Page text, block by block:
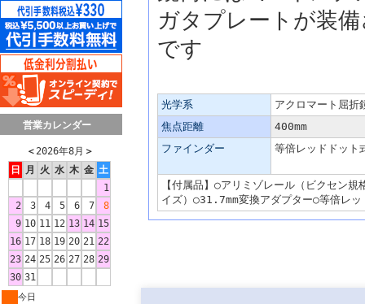
営業カレンダー
＜ 2026年8月 ＞
日
月 火 水 木 金 土
1
2
3 4 5 6 7
8
9 10 11 12 13 14 15
16 17 18 19 20 21 22
23 24 25 26 27 28 29
30 31
今日
ガタプレートが装
です
光学系
アクロマート屈折
焦点距離
400mm
ファインダー
等倍レッドドット
【付属品】○アリミゾレール（ビクセン
イズ）○31.7mm変換アダプター○等倍レ